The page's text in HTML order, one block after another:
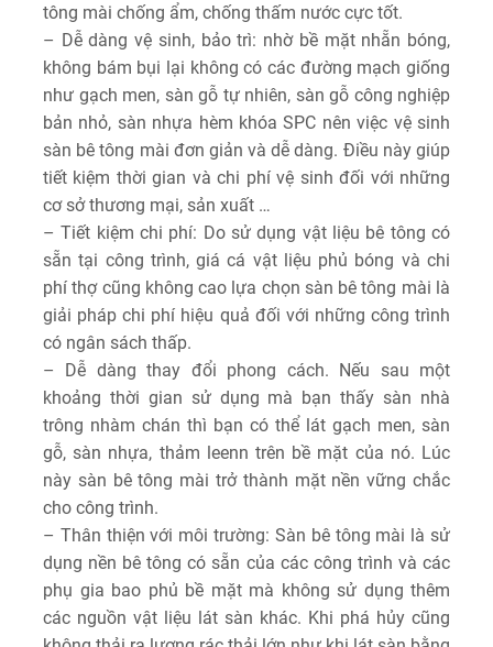
tông mài chống ẩm, chống thấm nước cực tốt.
– Dễ dàng vệ sinh, bảo trì: nhờ bề mặt nhẵn bóng,
không bám bụi lại không có các đường mạch giống
như gạch men, sàn gỗ tự nhiên, sàn gỗ công nghiệp
bản nhỏ, sàn nhựa hèm khóa SPC nên việc vệ sinh
sàn bê tông mài đơn giản và dễ dàng. Điều này giúp
tiết kiệm thời gian và chi phí vệ sinh đối với những
cơ sở thương mại, sản xuất …
– Tiết kiệm chi phí: Do sử dụng vật liệu bê tông có
sẵn tại công trình, giá cá vật liệu phủ bóng và chi
phí thợ cũng không cao lựa chọn sàn bê tông mài là
giải pháp chi phí hiệu quả đối với những công trình
có ngân sách thấp.
– Dễ dàng thay đổi phong cách. Nếu sau một
khoảng thời gian sử dụng mà bạn thấy sàn nhà
trông nhàm chán thì bạn có thể lát gạch men, sàn
gỗ, sàn nhựa, thảm leenn trên bề mặt của nó. Lúc
này sàn bê tông mài trở thành mặt nền vững chắc
cho công trình.
– Thân thiện với môi trường: Sàn bê tông mài là sử
dụng nền bê tông có sẵn của các công trình và các
phụ gia bao phủ bề mặt mà không sử dụng thêm
các nguồn vật liệu lát sàn khác. Khi phá hủy cũng